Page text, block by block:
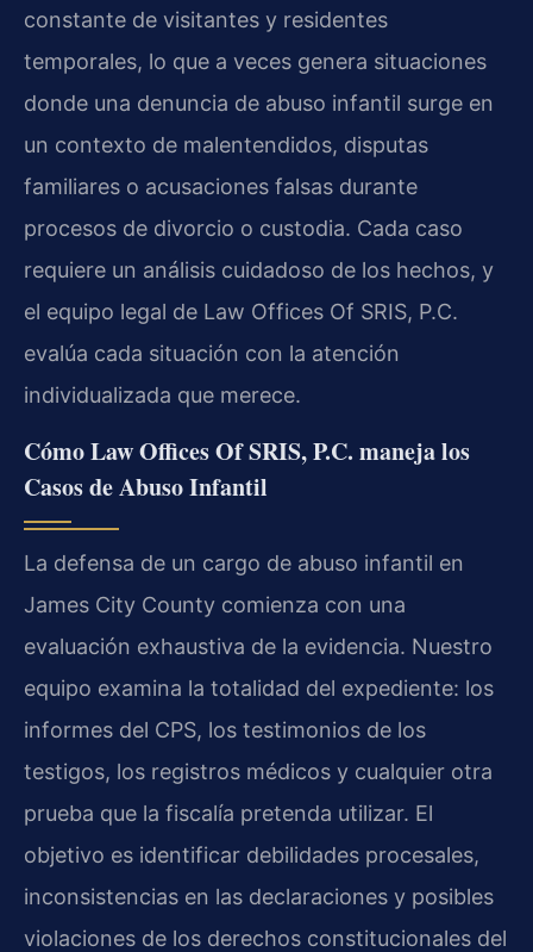
constante de visitantes y residentes
temporales, lo que a veces genera situaciones
donde una denuncia de abuso infantil surge en
un contexto de malentendidos, disputas
familiares o acusaciones falsas durante
procesos de divorcio o custodia. Cada caso
requiere un análisis cuidadoso de los hechos, y
el equipo legal de Law Offices Of SRIS, P.C.
evalúa cada situación con la atención
individualizada que merece.
Cómo Law Offices Of SRIS, P.C. maneja los
Casos de Abuso Infantil
La defensa de un cargo de abuso infantil en
James City County comienza con una
evaluación exhaustiva de la evidencia. Nuestro
equipo examina la totalidad del expediente: los
informes del CPS, los testimonios de los
testigos, los registros médicos y cualquier otra
prueba que la fiscalía pretenda utilizar. El
objetivo es identificar debilidades procesales,
inconsistencias en las declaraciones y posibles
violaciones de los derechos constitucionales del